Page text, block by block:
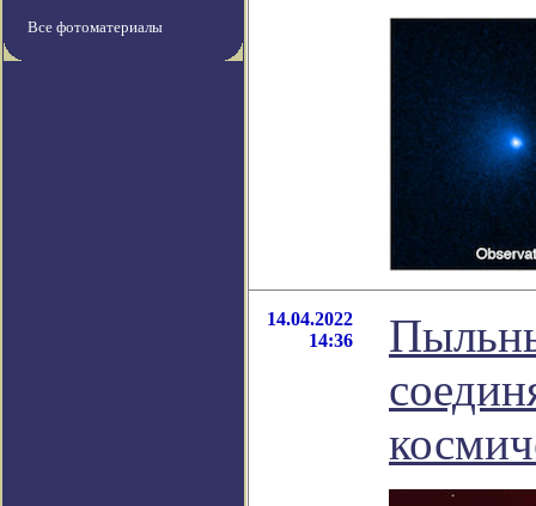
Все фотоматериалы
14.04.2022
14:36